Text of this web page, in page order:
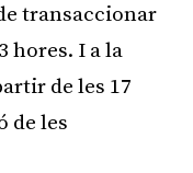
transaccionar
hores. I a la
de les 17
de les